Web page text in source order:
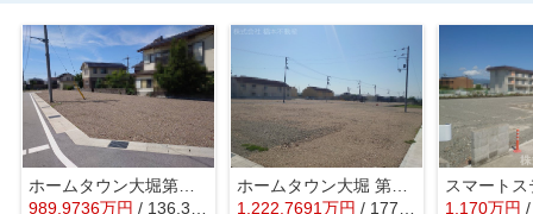
ホームタウン大堀第Ⅳ期
989.9736万円 / 136.36㎡
ホームタウン大堀 第Ⅲ期
1,222.7691万円 / 177.29㎡
スマート
1,170万円